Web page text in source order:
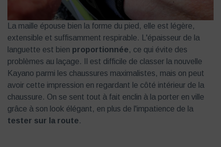
La maille épouse bien la forme du pied, elle est légère,
extensible et suffisamment respirable. L'épaisseur de la
languette est bien proportionnée, ce qui évite des
problèmes au laçage. Il est difficile de classer la nouvelle
Kayano parmi les chaussures maximalistes, mais on peut
avoir cette impression en regardant le côté intérieur de la
chaussure. On se sent tout à fait enclin à la porter en ville
grâce à son look élégant, en plus de l'impatience de la
tester sur la route.